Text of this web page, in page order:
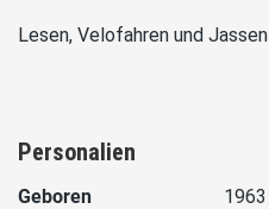
Lesen, Velofahren und Jassen
Personalien
Geboren 1963